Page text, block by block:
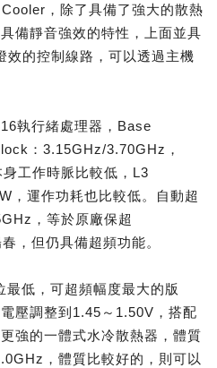
，除了具備了強大的散熱
備靜音強效的特性，上面並具
的控制線路，可以透過主機
執行緒處理器，Base
：3.15GHz/3.70GHz，
工作時脈比較低，L3
，運作功耗也比較低。自動超
，等於原廠保超
，但仍具備超頻功能。
低，可超頻幅度最大的版
壓調整到1.45～1.50V，搭配
強的一體式水冷散熱器，體質
，體質比較好的，則可以